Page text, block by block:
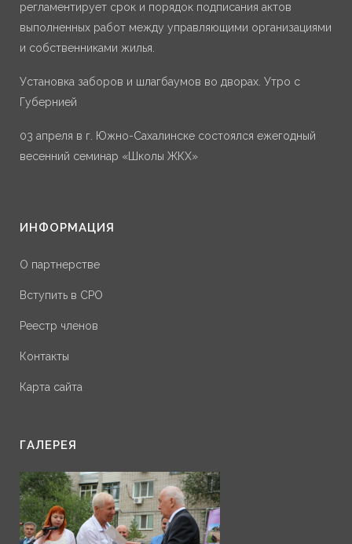
регламентирует срок и порядок подписания актов
выполненных работ между управляющими организациями
и собственниками жилья.
Установка заборов и шлагбаумов во дворах. Утро с
Губернией
03 апреля в г. Южно-Сахалинске состоялся ежегодный
весенний семинар «Школы ЖКХ»
ИНФОРМАЦИЯ
О партнерстве
Вступить в СРО
Реестр членов
Контакты
Карта сайта
ГАЛЕРЕЯ